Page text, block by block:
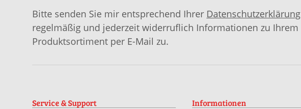
Bitte senden Sie mir entsprechend Ihrer Datenschutzerklärung
regelmäßig und jederzeit widerruflich Informationen zu Ihrem
Produktsortiment per E-Mail zu.
Service & Support Informationen